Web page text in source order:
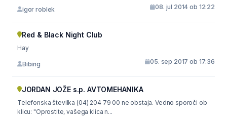
igor roblek 08. jul 2014 ob 12:22
Red & Black Night Club
Hay
Bibing 05. sep 2017 ob 17:36
JORDAN JOŽE s.p. AVTOMEHANIKA
Telefonska številka (04) 204 79 00 ne obstaja. Vedno sporoči ob
klicu: "Oprostite, vašega klica n...